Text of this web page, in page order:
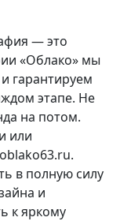
— это
«Облако» мы
гарантируем
этапе. Не
на потом.
или
в полную силу
и
к яркому